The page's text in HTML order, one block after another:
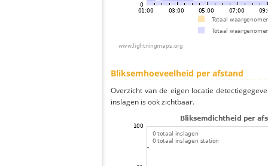
Bliksemhoeveelheid per afstand
Overzicht van de eigen locatie
inslagen is ook zichtbaar.